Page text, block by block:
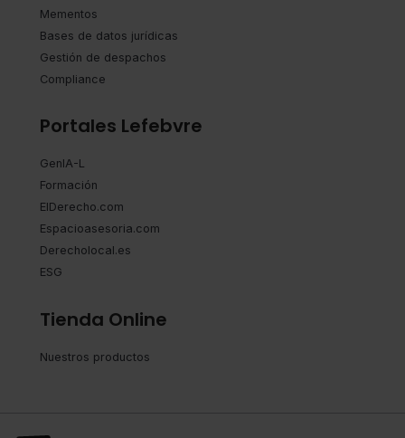
Mementos
Bases de datos jurídicas
Gestión de despachos
Compliance
Portales Lefebvre
GenIA-L
Formación
ElDerecho.com
Espacioasesoria.com
Derecholocal.es
ESG
Tienda Online
Nuestros productos